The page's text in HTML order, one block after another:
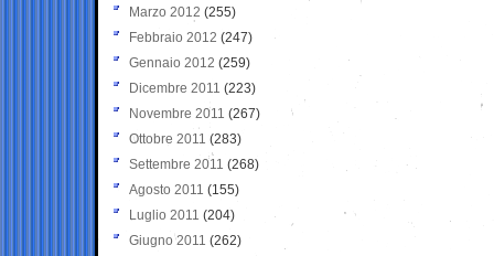
Marzo 2012 (255)
Febbraio 2012 (247)
Gennaio 2012 (259)
Dicembre 2011 (223)
Novembre 2011 (267)
Ottobre 2011 (283)
Settembre 2011 (268)
Agosto 2011 (155)
Luglio 2011 (204)
Giugno 2011 (262)